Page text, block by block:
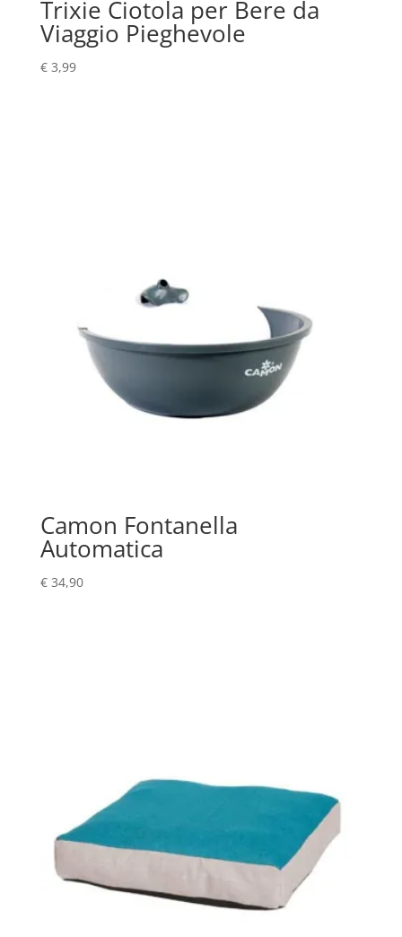
Trixie Ciotola per Bere da
Viaggio Pieghevole
€3,99
Camon Fontanella
Automatica
€34,90